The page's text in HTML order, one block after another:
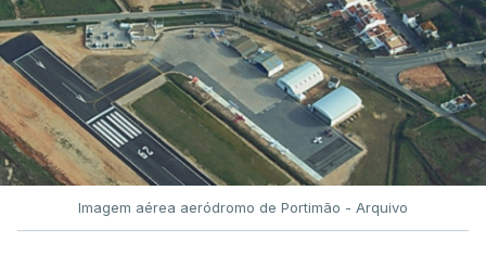
O Chega considerou "de uma enorme gravidade" a
decisão do Presidente da Repúblicade enviar para
o Tribunal Constitucional o decreto sobre retorno
de estrangeiros, sustentando tratar-se de "uma
irresponsabilidade".
Imagem aérea aeródromo de Portimão - Arquivo